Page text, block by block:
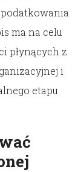
ma na celu
płynących z
i
etapu